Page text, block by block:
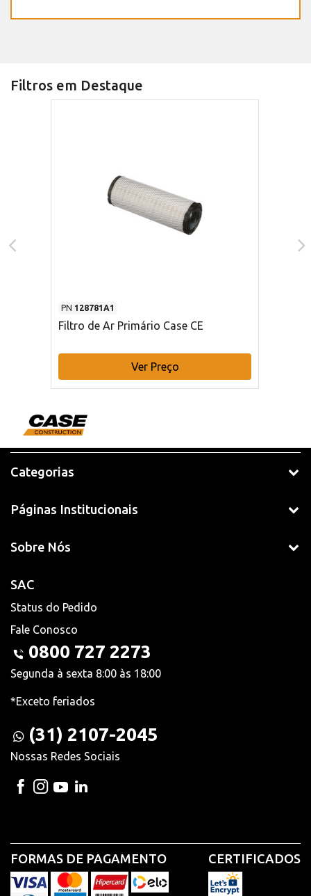
Filtros em Destaque
PN 128781A1
Filtro de Ar Primário Case CE
Ver Preço
Categorias
Páginas Institucionais
Sobre Nós
SAC
Status do Pedido
Fale Conosco
0800 727 2273
Segunda à sexta 8:00 às 18:00
*Exceto feriados
(31) 2107-2045
Nossas Redes Sociais
FORMAS DE PAGAMENTO CERTIFICADOS